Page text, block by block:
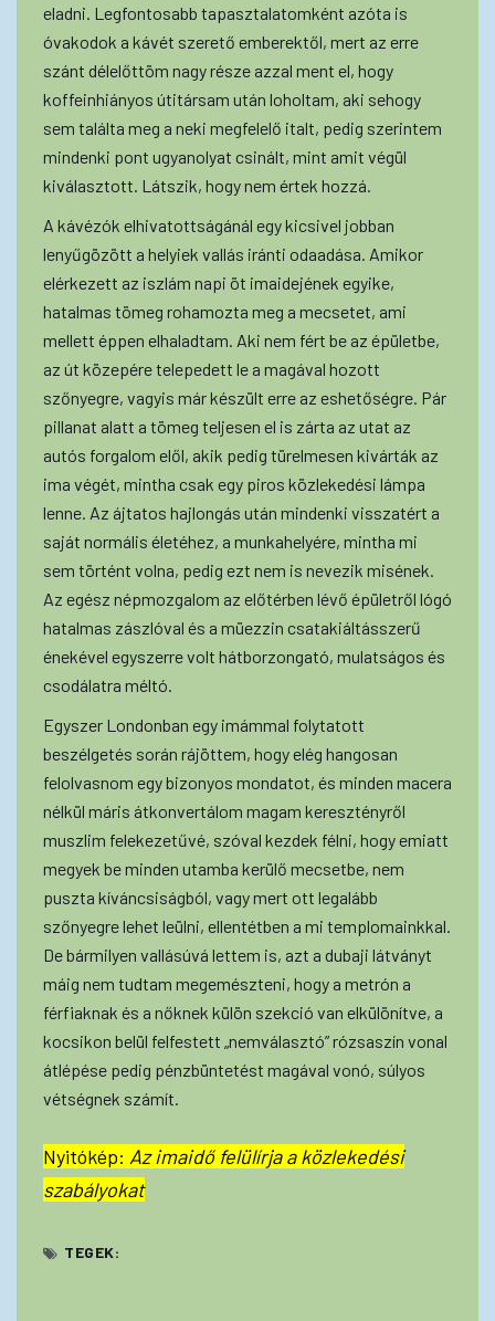
eladni. Legfontosabb tapasztalatomként azóta is
óvakodok a kávét szerető emberektől, mert az erre
szánt délelőttöm nagy része azzal ment el, hogy
koffeinhiányos útitársam után loholtam, aki sehogy
sem találta meg a neki megfelelő italt, pedig szerintem
mindenki pont ugyanolyat csinált, mint amit végül
kiválasztott. Látszik, hogy nem értek hozzá.
A kávézók elhivatottságánál egy kicsivel jobban
lenyűgözött a helyiek vallás iránti odaadása. Amikor
elérkezett az iszlám napi öt imaidejének egyike,
hatalmas tömeg rohamozta meg a mecsetet, ami
mellett éppen elhaladtam. Aki nem fért be az épületbe,
az út közepére telepedett le a magával hozott
szőnyegre, vagyis már készült erre az eshetőségre. Pár
pillanat alatt a tömeg teljesen el is zárta az utat az
autós forgalom elől, akik pedig türelmesen kivárták az
ima végét, mintha csak egy piros közlekedési lámpa
lenne. Az ájtatos hajlongás után mindenki visszatért a
saját normális életéhez, a munkahelyére, mintha mi
sem történt volna, pedig ezt nem is nevezik misének.
Az egész népmozgalom az előtérben lévő épületről lógó
hatalmas zászlóval és a müezzin csatakiáltásszerű
énekével egyszerre volt hátborzongató, mulatságos és
csodálatra méltó.
Egyszer Londonban egy imámmal folytatott
beszélgetés során rájöttem, hogy elég hangosan
felolvasnom egy bizonyos mondatot, és minden macera
nélkül máris átkonvertálom magam keresztényről
muszlim felekezetűvé, szóval kezdek félni, hogy emiatt
megyek be minden utamba kerülő mecsetbe, nem
puszta kíváncsiságból, vagy mert ott legalább
szőnyegre lehet leülni, ellentétben a mi templomainkkal.
De bármilyen vallásúvá lettem is, azt a dubaji látványt
máig nem tudtam megemészteni, hogy a metrón a
férfiaknak és a nőknek külön szekció van elkülönítve, a
kocsikon belül felfestett „nemválasztó” rózsaszín vonal
átlépése pedig pénzbüntetést magával vonó, súlyos
vétségnek számít.
Nyitókép: Az imaidő felülírja a közlekedési
szabályokat
TEGEK: